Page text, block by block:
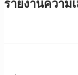
รายงานความ